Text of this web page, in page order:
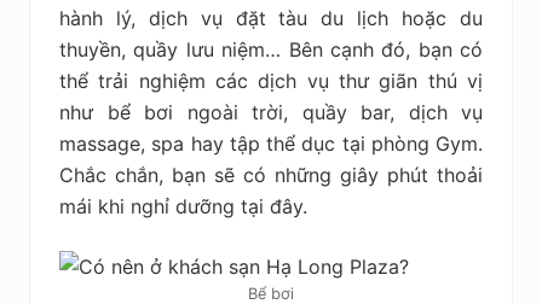
hành lý, dịch vụ đặt tàu du lịch hoặc du
thuyền, quầy lưu niệm… Bên cạnh đó, bạn có
thể trải nghiệm các dịch vụ thư giãn thú vị
như bể bơi ngoài trời, quầy bar, dịch vụ
massage, spa hay tập thể dục tại phòng Gym.
Chắc chắn, bạn sẽ có những giây phút thoải
mái khi nghỉ dưỡng tại đây.
Bể bơi